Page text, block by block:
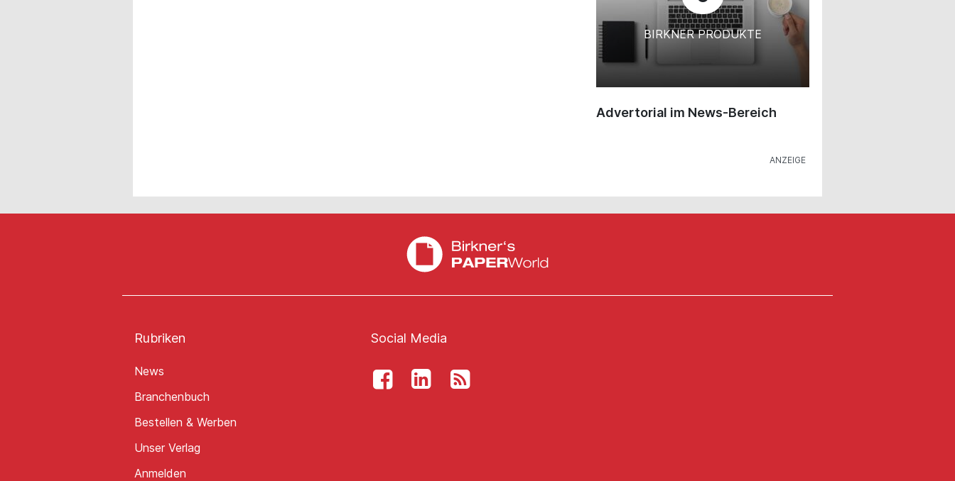
BIRKNER PRODUKTE
Advertorial im News-Bereich
Rubriken
News
Branchenbuch
Bestellen & Werben
Unser Verlag
Anmelden
Social Media